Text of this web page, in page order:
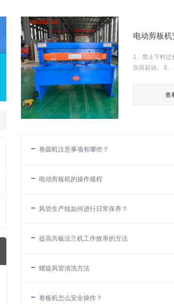
电动剪板
1、禁止下料过
负荷起动。 3、
查
卷圆机注意事项有哪些？
电动剪板机的操作规程
风管生产线如何进行日常保养？
提高共板法兰机工作效率的方法
螺旋风管清洗方法
卷板机怎么安全操作？